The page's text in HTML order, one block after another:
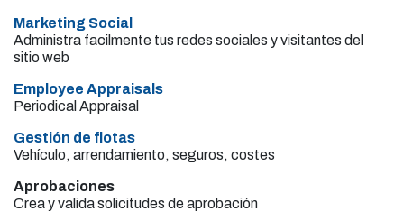
Marketing Social
Administra facilmente tus redes sociales y visitantes del
sitio web
Employee Appraisals
Periodical Appraisal
Gestión de flotas
Vehículo, arrendamiento, seguros, costes
Aprobaciones
Crea y valida solicitudes de aprobación